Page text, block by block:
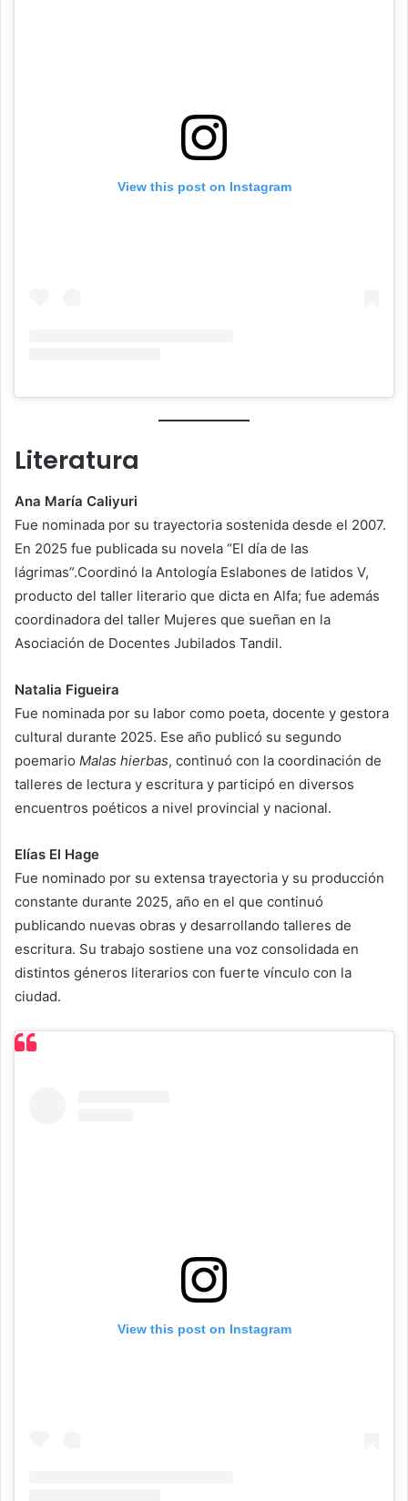
View this post on Instagram
Literatura
Ana María Caliyuri
Fue nominada por su trayectoria sostenida desde el 2007.
En 2025 fue publicada su novela “El día de las
lágrimas”.Coordinó la Antología Eslabones de latidos V,
producto del taller literario que dicta en Alfa; fue además
coordinadora del taller Mujeres que sueñan en la
Asociación de Docentes Jubilados Tandil.
Natalia Figueira
Fue nominada por su labor como poeta, docente y gestora
cultural durante 2025. Ese año publicó su segundo
poemario Malas hierbas, continuó con la coordinación de
talleres de lectura y escritura y participó en diversos
encuentros poéticos a nivel provincial y nacional.
Elías El Hage
Fue nominado por su extensa trayectoria y su producción
constante durante 2025, año en el que continuó
publicando nuevas obras y desarrollando talleres de
escritura. Su trabajo sostiene una voz consolidada en
distintos géneros literarios con fuerte vínculo con la
ciudad.
View this post on Instagram